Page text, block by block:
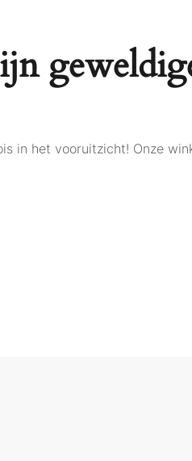
in het vooruitzicht! Onze